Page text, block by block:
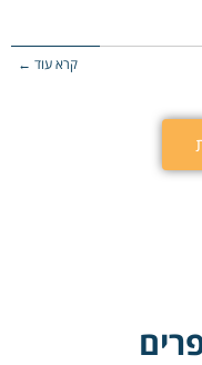
קרא עוד ←